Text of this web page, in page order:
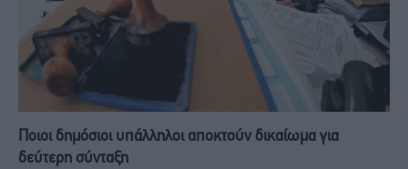
Ποιοι δημόσιοι υπάλληλοι αποκτούν δικαίωμα για
δεύτερη σύνταξη